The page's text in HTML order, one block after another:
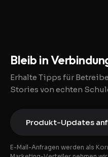
Bleib in
Erhalte Tipps für
Stories von echten
Produkt-Updates
E-Mail-Anfragen werden als